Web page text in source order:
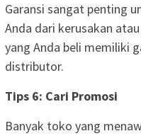
Garansi sangat penting
Anda dari kerusakan
yang Anda beli memiliki
distributor.
Tips 6: Cari Promosi
Banyak toko yang